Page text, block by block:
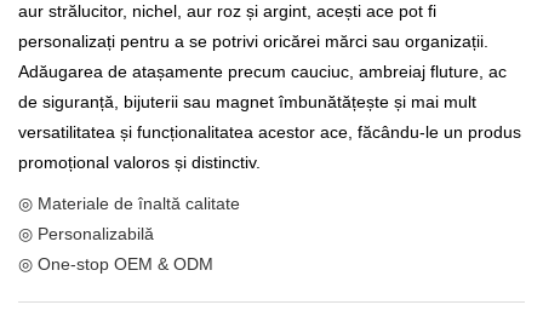
aur strălucitor, nichel, aur roz și argint, acești ace pot fi
personalizați pentru a se potrivi oricărei mărci sau organizații.
Adăugarea de atașamente precum cauciuc, ambreiaj fluture, ac
de siguranță, bijuterii sau magnet îmbunătățește și mai mult
versatilitatea și funcționalitatea acestor ace, făcându-le un produs
promoțional valoros și distinctiv.
◎ Materiale de înaltă calitate
◎ Personalizabilă
◎ One-stop OEM & ODM